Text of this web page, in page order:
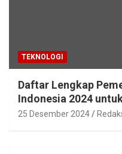
TEKNOLOGI
Daftar Lengkap
Indonesia 2024
25 Desember 2024